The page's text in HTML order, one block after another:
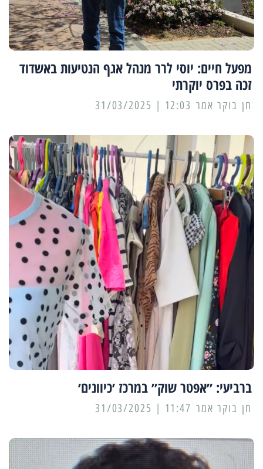
מפעל חיים: יוסי לרר מנהל אגף הנטיעות באשדוד
זכה בפרס יוקרתי
12:03 | 31/03/2025
ברביעי: ״אפטר שוק״ במרכז ׳כיוונים׳
11:47 | 31/03/2025